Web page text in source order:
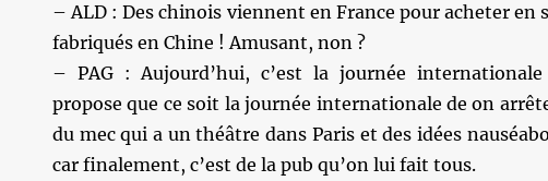
– ALD : Des chinois viennent en France pour acheter en
fabriqués en Chine ! Amusant, non ?
– PAG : Aujourd’hui, c’est la journée
propose que ce soit la journée internationale de on
du mec qui a un théâtre dans Paris et des idées
car finalement, c’est de la pub qu’on lui fait tous.